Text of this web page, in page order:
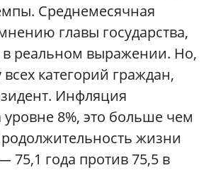
Среднемесячная
главы государства,
в реальном выражении. Но,
категорий граждан,
Инфляция
8%, это больше чем
жизни
75,1 года против 75,5 в